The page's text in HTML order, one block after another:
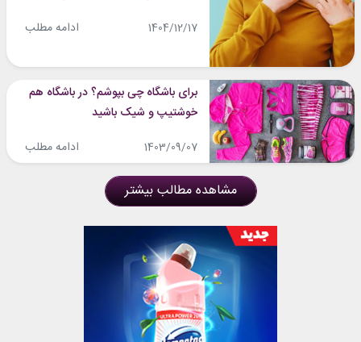
1404/12/17 ادامه مطلب
برای باشگاه چی بپوشم؟ در باشگاه هم
خوشتیپ و شیک باشید
1403/09/07 ادامه مطلب
مشاهده مطالب بیشتر